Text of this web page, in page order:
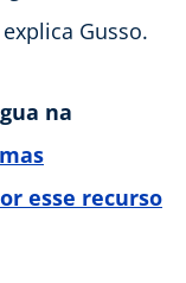
Gusso.
na
esse recurso